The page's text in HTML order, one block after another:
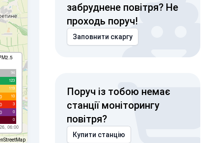
94
123
119
10
3
0
0
06:00
забруднене повітря? Не
проходь поруч!
Заповнити скаргу
Поруч із тобою немає
станції моніторингу
повітря?
Купити станцію